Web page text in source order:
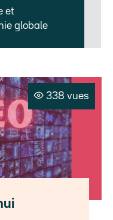
et
globale
338 vues